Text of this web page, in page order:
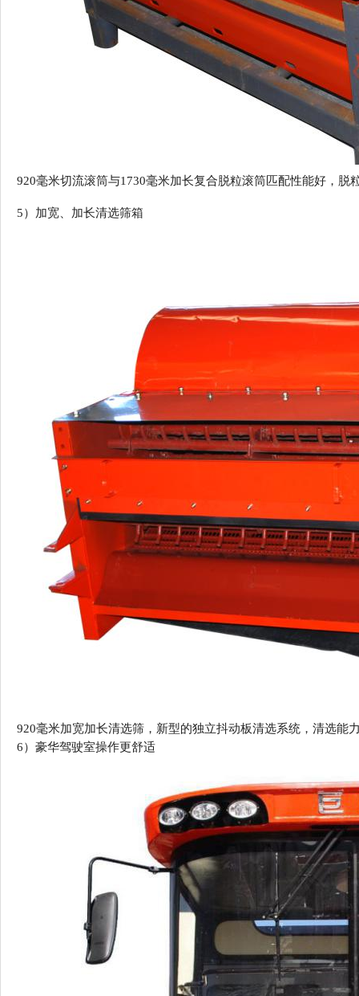
920毫米切流滚筒与1730毫米加长复合脱粒滚筒匹配性能好，
5） 加宽、加长清选筛箱
920毫米加宽加长清选筛，新型的独立抖动板清选系统，清选能
6） 豪华驾驶室操作更舒适